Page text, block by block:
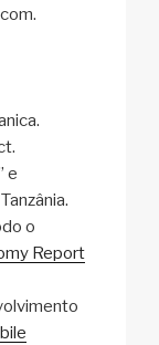
e
o
Report